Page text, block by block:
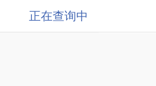
正在查询中